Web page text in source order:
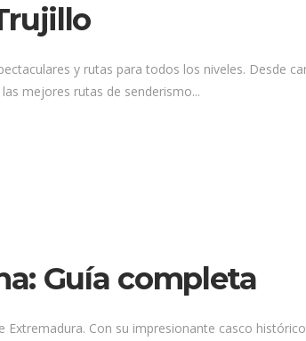
y rutas para todos los niveles. Desde
mejores rutas de senderismo...
Guía completa
Con su impresionante casco